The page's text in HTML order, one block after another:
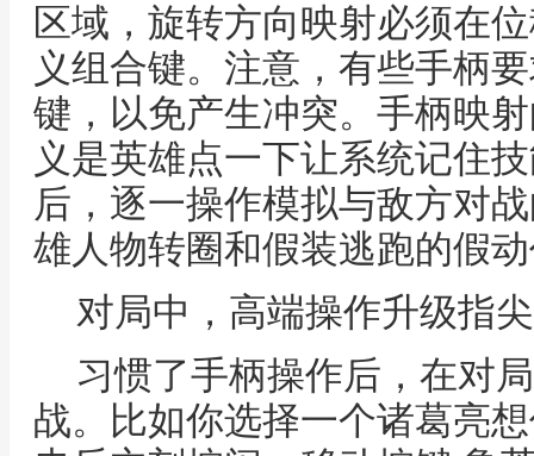
区域，旋转方向映射必须在
义组合键。注意，有些手柄
键，以免产生冲突。手柄映
义是英雄点一下让系统记住
后，逐一操作模拟与敌方对
雄人物转圈和假装逃跑的假
对局中，高端操作升级指
习惯了手柄操作后，在对
战。比如你选择一个诸葛亮